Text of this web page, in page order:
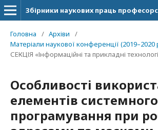
Головна / Архіви
/
Матеріали наукової конференції (2019–2020
СЕКЦІЯ «Інформаційні та прикладні
Особливості
елементів системного
програмування при